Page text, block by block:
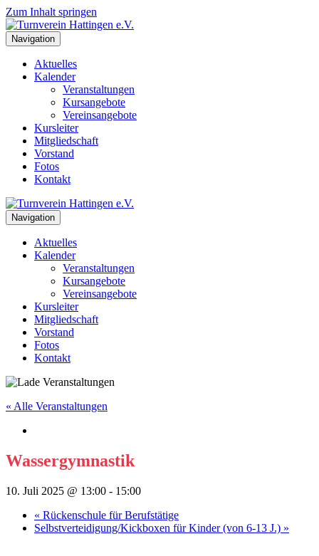
Zum Inhalt springen
Navigation
Aktuelles
Kalender
Veranstaltungen
Kursangebote
Vereinsangebote
Kursleiter
Mitgliedschaft
Vorstand
Fotos
Kontakt
Navigation
Aktuelles
Kalender
Veranstaltungen
Kursangebote
Vereinsangebote
Kursleiter
Mitgliedschaft
Vorstand
Fotos
Kontakt
« Alle Veranstaltungen
Wassergymnastik
10. Juli 2025 @ 13:00 - 15:00
« Rückenschule für Berufstätige
Selbstverteidigung/Kickboxen für Kinder (von 6-13 J.) »